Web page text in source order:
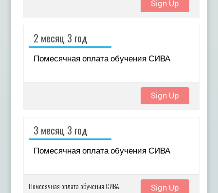
Sign Up
2 месяц 3 год
Помесячная оплата обучения СИВА
Sign Up
3 месяц 3 год
Помесячная оплата обучения СИВА
Помесячная оплата обучения СИВА Sign Up